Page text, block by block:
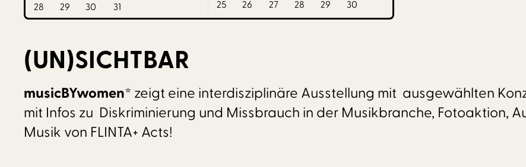
28 29 30 31
25
26 27 28 29 30
(UN)SICHTBAR
musicBYwomen* zeigt eine interdisziplinäre Ausstellung mit ausgewählten
mit Infos zu Diskriminierung und Missbrauch in der Musikbranche, Fotoaktion,
Musik von FLINTA+ Acts!